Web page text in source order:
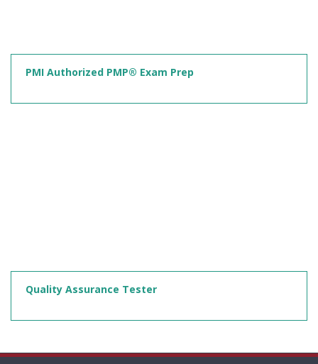
PMI Authorized PMP® Exam Prep
Quality Assurance Tester